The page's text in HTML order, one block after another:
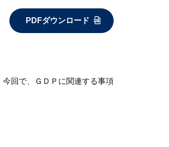
PDFダウンロード
回で、ＧＤＰに関連する事項